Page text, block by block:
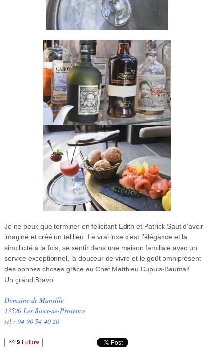
Je ne peux que terminer en félicitant Edith et Patrick Saut d’avoir
imaginé et créé un tel lieu. Le vrai luxe c’est l’élégance et la
simplicité à la fois, se sentir dans une maison familiale avec un
service exceptionnel, la douceur de vivre et le goût omniprésent
des bonnes choses grâce au Chef Matthieu Dupuis-Baumal!
Un grand Bravo!
Domaine de Manville
13520 Les Baux-de-Provence
tél : 04 90 54 40 20
Follow